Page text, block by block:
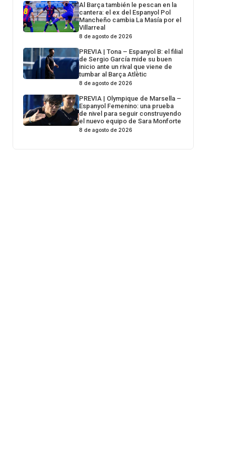
Al Barça también le pescan en la
cantera: el ex del Espanyol Pol
Mancheño cambia La Masía por el
Villarreal
8 de agosto de 2026
PREVIA | Tona – Espanyol B: el filial
de Sergio García mide su buen
inicio ante un rival que viene de
tumbar al Barça Atlètic
8 de agosto de 2026
PREVIA | Olympique de Marsella –
Espanyol Femenino: una prueba
de nivel para seguir construyendo
el nuevo equipo de Sara Monforte
8 de agosto de 2026